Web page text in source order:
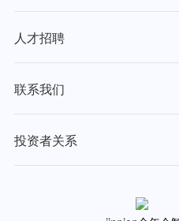
人才招聘
联系我们
投资者关系